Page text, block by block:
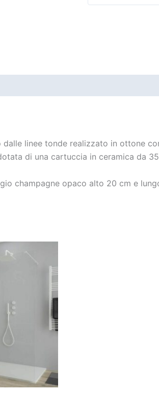
linee tonde realizzato in ottone
di una cartuccia in ceramica da
champagne opaco alto 20 cm e